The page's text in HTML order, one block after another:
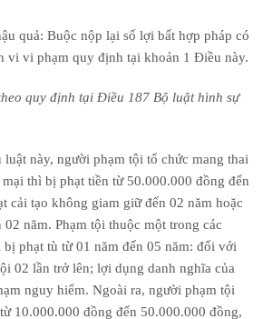
quả: Buộc nộp lại số lợi bất hợp pháp có
vi vi phạm quy định tại khoản 1 Điều này.
quy định tại Điều 187 Bộ luật hình sự
này, người phạm tội tổ chức mang thai
thì bị phạt tiền từ 50.000.000 đồng đến
cải tạo không giam giữ đến 02 năm hoặc
02 năm. Phạm tội thuộc một trong các
phạt tù từ 01 năm đến 05 năm: đối với
02 lần trở lên; lợi dụng danh nghĩa của
nguy hiểm. Ngoài ra, người phạm tội
10.000.000 đồng đến 50.000.000 đồng,